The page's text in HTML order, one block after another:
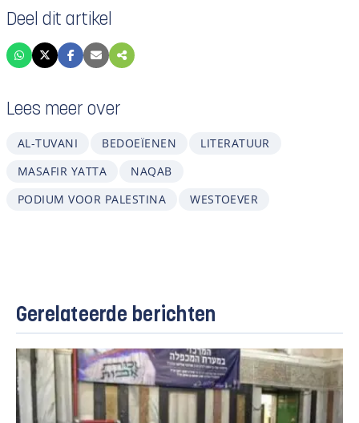
Deel dit artikel
Lees meer over
AL-TUVANI BEDOEÏENEN
LITERATUUR
MASAFIR YATTA
NAQAB
PODIUM VOOR PALESTINA
WESTOEVER
Gerelateerde berichten